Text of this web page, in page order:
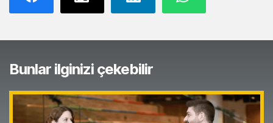
Bunlar ilginizi çekebilir